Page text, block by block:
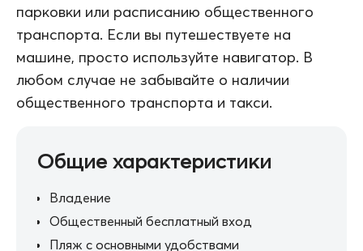
парковки или расписанию общественного
транспорта. Если вы путешествуете на
машине, просто используйте навигатор. В
любом случае не забывайте о наличии
общественного транспорта и такси.
Общие характеристики
Владение
Общественный бесплатный вход
Пляж с основными удобствами